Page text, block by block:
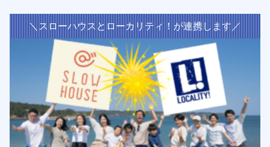
＼スローハウスとローカリティ！が連携します／